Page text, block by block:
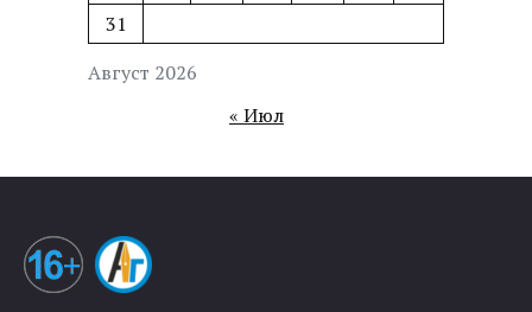
Август 2026
31
« Июл